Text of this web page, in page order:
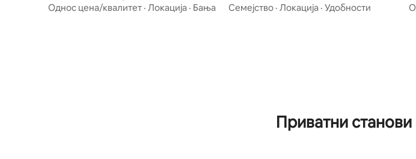
Однос цена/квалитет · Локација · Бања
Семејство · Локација · Удобности
Приватни